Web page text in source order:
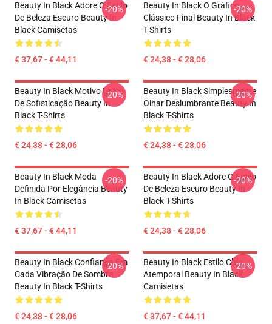
Beauty In Black Adore O Estilo
De Beleza Escuro Beauty In
Black Camisetas
€ 37,67 - € 44,11
-20%
Beauty In Black O Gráfico
Clássico Final Beauty In Black
T-Shirts
€ 24,38 - € 28,06
-20%
Beauty In Black Motivo Único
De Sofisticação Beauty In
Black T-Shirts
€ 24,38 - € 28,06
-20%
Beauty In Black Simplesmente
Olhar Deslumbrante Beauty In
Black T-Shirts
€ 24,38 - € 28,06
-20%
Beauty In Black Moda
Definida Por Elegância Beauty
In Black Camisetas
€ 37,67 - € 44,11
-20%
Beauty In Black Adore O Estilo
De Beleza Escuro Beauty In
Black T-Shirts
€ 24,38 - € 28,06
-20%
Beauty In Black Confiança Em
Cada Vibração De Sombra
Beauty In Black T-Shirts
€ 24,38 - € 28,06
-20%
Beauty In Black Estilo Chic
Atemporal Beauty In Black
Camisetas
€ 37,67 - € 44,11
-20%